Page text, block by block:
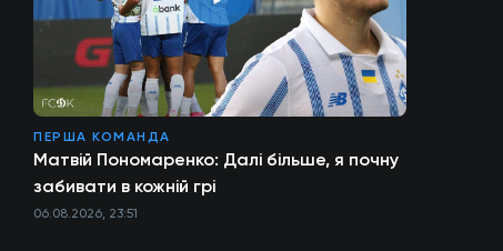
ПЕРША КОМАНДА
Матвій Пономаренко: Далі більше, я почну
забивати в кожній грі
06.08.2026, 23:51